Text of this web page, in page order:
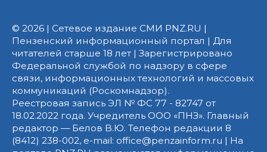
© 2026 | Сетевое издание СМИ PNZ.RU |
Пензенский информационный портал | Для
читателей старше 18 лет | Зарегистрировано
Федеральной службой по надзору в сфере
связи, информационных технологий и массовых
коммуникаций (Роскомнадзор).
Реестровая запись ЭЛ № ФС 77 - 82747 от
18.02.2022 года. Учредитель ООО «ПНЗ». Главный
редактор — Белов В.Ю. Телефон редакции 8
(8412) 238-002, e-mail: office@penzainform.ru | На